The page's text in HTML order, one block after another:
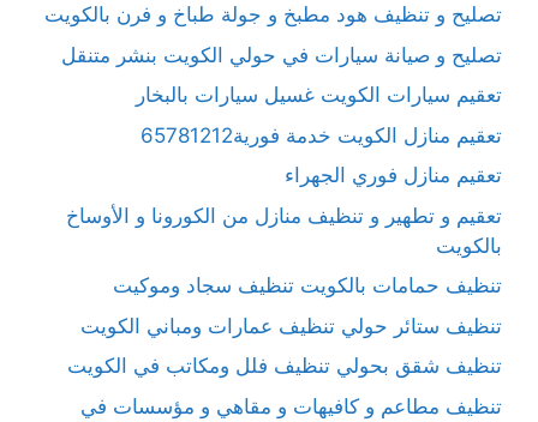
تصليح و تنظيف هود مطبخ و جولة طباخ و فرن بالكويت
تصليح و صيانة سيارات في حولي الكويت بنشر متنقل
تعقيم سيارات الكويت غسيل سيارات بالبخار
تعقيم منازل الكويت خدمة فورية65781212
تعقيم منازل فوري الجهراء
تعقيم و تطهير و تنظيف منازل من الكورونا و الأوساخ
بالكويت
تنظيف حمامات بالكويت تنظيف سجاد وموكيت
تنظيف ستائر حولي تنظيف عمارات ومباني الكويت
تنظيف شقق بحولي تنظيف فلل ومكاتب في الكويت
تنظيف مطاعم و كافيهات و مقاهي و مؤسسات في